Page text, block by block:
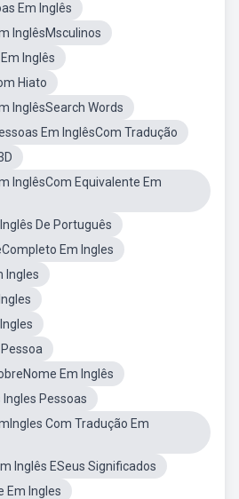
Em Inglês
InglêsMsculinos
Inglês
Hiato
InglêsSearch Words
Em InglêsCom Tradução
InglêsCom Equivalente Em
De Português
Em Ingles
Ingles
Em Inglês
Pessoas
Com Tradução Em
Inglês ESeus Significados
Em Ingles